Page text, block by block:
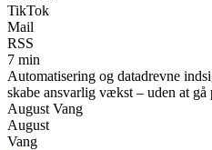
TikTok
Mail
RSS
7 min
Automatisering og datadrevne
skabe ansvarlig vækst – uden at
August Vang
August
Vang